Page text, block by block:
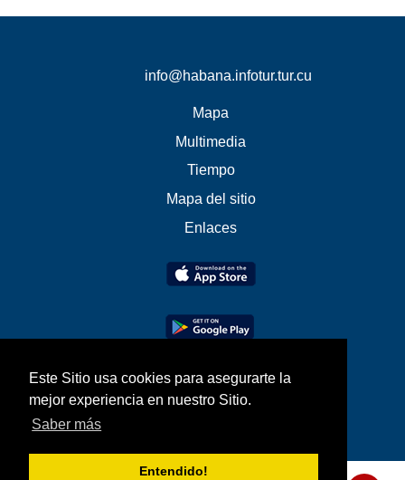
Este Sitio usa cookies para asegurarte la
mejor experiencia en nuestro Sitio.
Saber más
Entendido!
info@habana.infotur.tur.cu
Mapa
Multimedia
Tiempo
Mapa del sitio
Enlaces